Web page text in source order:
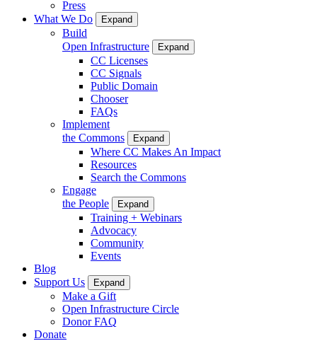
Press
What We Do
Expand
Build
Open Infrastructure
Expand
CC Licenses
CC Signals
Public Domain
Chooser
FAQs
Implement
the Commons
Expand
Where CC Makes An Impact
Resources
Search the Commons
Engage
the People
Expand
Training + Webinars
Advocacy
Community
Events
Blog
Support Us
Expand
Make a Gift
Open Infrastructure Circle
Donor FAQ
Donate